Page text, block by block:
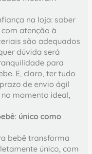
na loja: saber
atenção à
são adequados
dúvida será
para
E, claro, ter tudo
de envio ágil
momento ideal,
único como
bebê transforma
único, com